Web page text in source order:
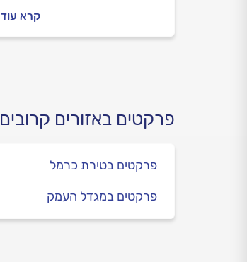
התיקון ועל העלויות, בשורות
הבאות.
קרא עוד
פרקטים באזורים קרובים
פרקטים בטירת כרמל
פרקטים במגדל העמק